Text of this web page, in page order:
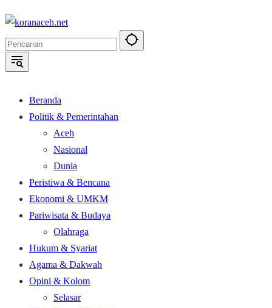
Langsung
konten
Beranda
Politik & Pemerintahan
Aceh
Nasional
Dunia
Peristiwa & Bencana
Ekonomi & UMKM
Pariwisata & Budaya
Olahraga
Hukum & Syariat
Agama & Dakwah
Opini & Kolom
Selasar